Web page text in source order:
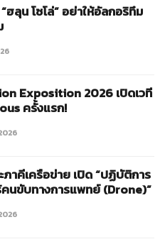
ฮลุน โซโล่” อย่าให้อัลกอริทึม
Exposition 2026 เปิดเวที
ครั้งแรก!
ภาคีเครือข่าย เปิด “ปฏิบัติการ
คนขับทางการแพทย์ (Drone)”